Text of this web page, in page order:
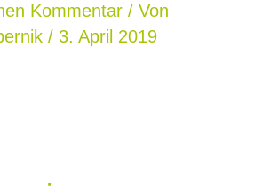
Kommentar / Von
/ 3. April 2019